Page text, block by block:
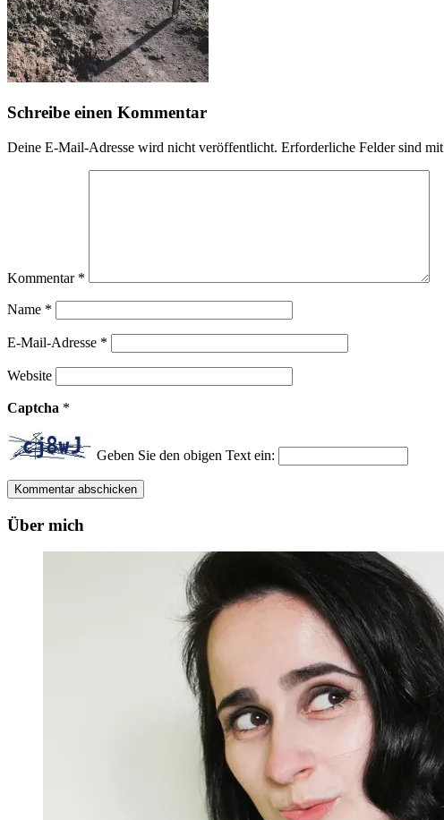
Schreibe einen Kommentar
Deine E-Mail-Adresse wird nicht veröffentlicht. Erforderliche Felder sind mit
Kommentar *
Name *
E-Mail-Adresse *
Website
Captcha *
Geben Sie den obigen Text ein:
Über mich